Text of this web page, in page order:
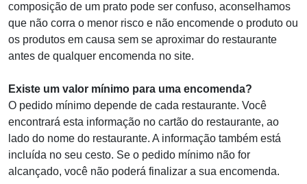
composição de um prato pode ser confuso, aconselhamos
que não corra o menor risco e não encomende o produto ou
os produtos em causa sem se aproximar do restaurante
antes de qualquer encomenda no site.
Existe um valor mínimo para uma encomenda?
O pedido mínimo depende de cada restaurante. Você
encontrará esta informação no cartão do restaurante, ao
lado do nome do restaurante. A informação também está
incluída no seu cesto. Se o pedido mínimo não for
alcançado, você não poderá finalizar a sua encomenda.